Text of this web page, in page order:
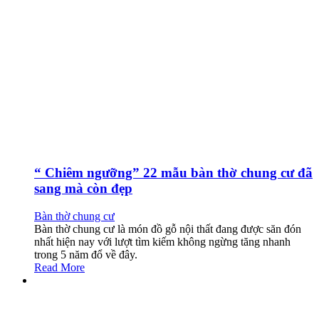
“ Chiêm ngưỡng” 22 mẫu bàn thờ chung cư đã
sang mà còn đẹp
Bàn thờ chung cư
Bàn thờ chung cư là món đồ gỗ nội thất đang được săn đón
nhất hiện nay với lượt tìm kiếm không ngừng tăng nhanh
trong 5 năm đổ về đây.
Read More